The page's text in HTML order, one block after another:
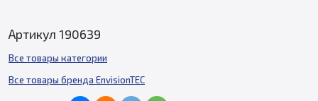
Артикул 190639
Все товары категории
Все товары бренда EnvisionTEC